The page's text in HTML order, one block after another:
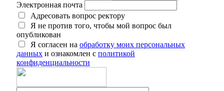
Электронная почта
Адресовать вопрос ректору
Я не против того, чтобы мой вопрос был
опубликован
Я согласен на обработку моих персональных
данных и ознакомлен с политикой
конфиденциальности